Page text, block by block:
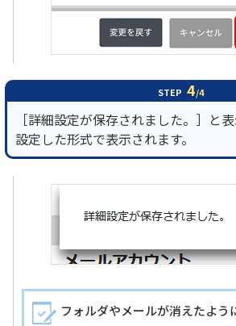
STEP 4/4
［詳細設定が保存されました。］と
設定した形式で表示されます。
フォルダやメールが消えたよう